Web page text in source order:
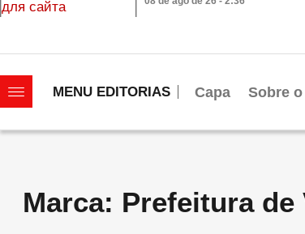
для сайта
MENU EDITORIAS Capa Sobre
Marca: Prefeitura de